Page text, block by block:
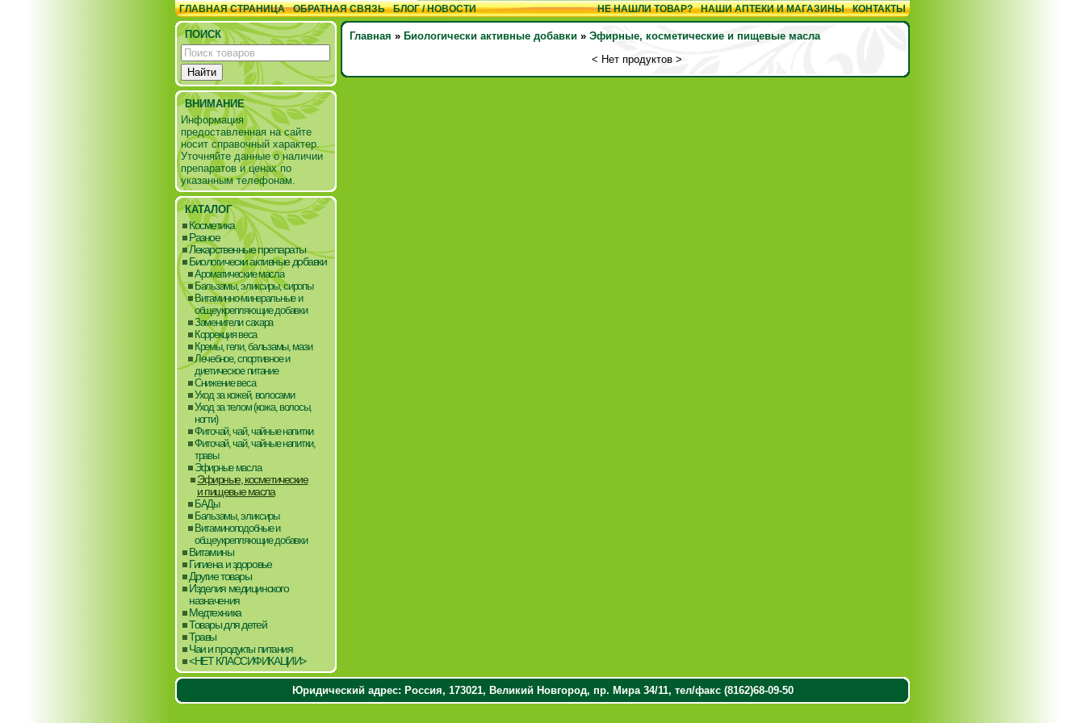
НЕ НАШЛИ ТОВАР? НАШИ АПТЕКИ И МАГАЗИНЫ КОНТАКТЫ
ГЛАВНАЯ СТРАНИЦА ОБРАТНАЯ СВЯЗЬ БЛОГ / НОВОСТИ
ПОИСК
ВНИМАНИЕ
Информация
предоставленная на сайте
носит справочный характер.
Уточняйте данные о наличии
препаратов и ценах по
указанным телефонам.
КАТАЛОГ
Косметика
Разное
Лекарственные препараты
Биологически активные добавки
Ароматические масла
Бальзамы, эликсиры, сиропы
Витаминно-минеральные и
общеукрепляющие добавки
Заменители сахара
Коррекция веса
Кремы, гели, бальзамы, мази
Лечебное, спортивное и
диетическое питание
Снижение веса
Уход за кожей, волосами
Уход за телом (кожа, волосы,
ногти)
Фиточай, чай, чайные напитки
Фиточай, чай, чайные напитки,
травы
Эфирные масла
Эфирные, косметические
и пищевые масла
БАДы
Бальзамы, эликсиры
Витаминоподобные и
общеукрепляющие добавки
Витамины
Гигиена и здоровье
Другие товары
Изделия медицинского
назначения
Медтехника
Товары для детей
Травы
Чаи и продукты питания
<НЕТ КЛАССИФИКАЦИИ>
Главная » Биологически активные добавки » Эфирные, косметические и пищевые масла
< Нет продуктов >
Юридический адрес: Россия, 173021, Великий Новгород, пр. Мира 34/11, тел/факс (8162)68-09-50